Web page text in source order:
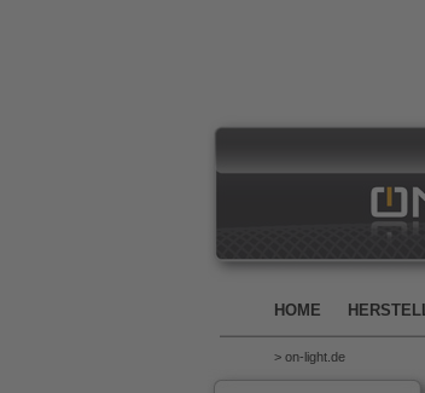
HOME
> on-light.de